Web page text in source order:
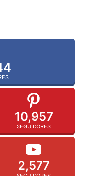
10,957
SEGUIDORES
2,577